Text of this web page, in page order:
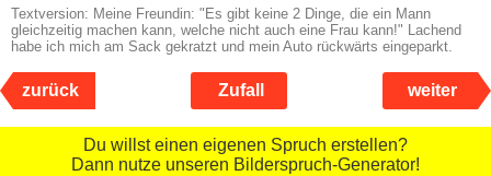
Textversion: Meine Freundin: "Es gibt keine 2 Dinge, die ein Mann
gleichzeitig machen kann, welche nicht auch eine Frau kann!" Lachend
habe ich mich am Sack gekratzt und mein Auto rückwärts eingeparkt.
zurück Zufall weiter
Du willst einen eigenen Spruch erstellen?
Dann nutze unseren Bilderspruch-Generator!